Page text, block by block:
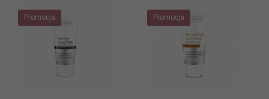
Promocja Promocja